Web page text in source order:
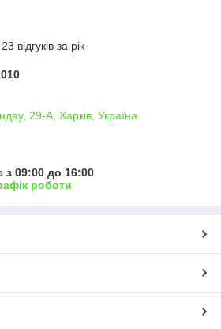
відгуків за рік
29-А, Харків, Україна
з 09:00 до 16:00
роботи